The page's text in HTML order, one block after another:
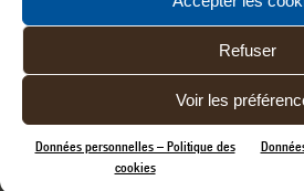
Refuser
Voir les
Données personnelles – Politique des
cookies
Cliquez pour
cookies et activer